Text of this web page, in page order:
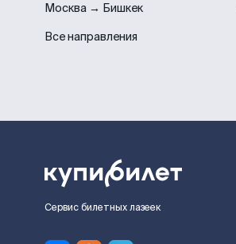
Москва → Бишкек
Все направления
Сервис билетных лазеек